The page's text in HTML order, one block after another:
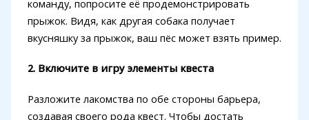
команду, попросите её продемонстрировать
прыжок. Видя, как другая собака получает
вкусняшку за прыжок, ваш пёс может взять пример.
2. Включите в игру элементы квеста
Разложите лакомства по обе стороны барьера,
создавая своего рода квест. Чтобы достать